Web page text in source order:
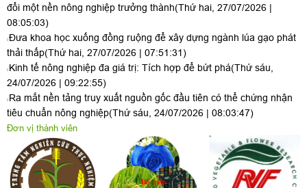
đổi một nền nông nghiệp trưởng thành(Thứ hai, 27/07/2026 |
08:05:03)
Đưa khoa học xuống đồng ruộng để xây dựng ngành lúa gạo phát
thải thấp(Thứ hai, 27/07/2026 | 07:51:31)
Kinh tế nông nghiệp đa giá trị: Tích hợp để bứt phá(Thứ sáu,
24/07/2026 | 09:22:55)
Ra mắt nền tảng truy xuất nguồn gốc đầu tiên có thể chứng nhận
tiêu chuẩn nông nghiệp(Thứ sáu, 24/07/2026 | 08:03:47)
Đơn vị thành viên